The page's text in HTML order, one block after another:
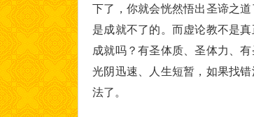
下了，你就会恍然悟出圣谛之
是成就不了的。而虚论教不是
成就吗？有圣体质、圣体力、
光阴迅速、人生短暂，如果找
法了。